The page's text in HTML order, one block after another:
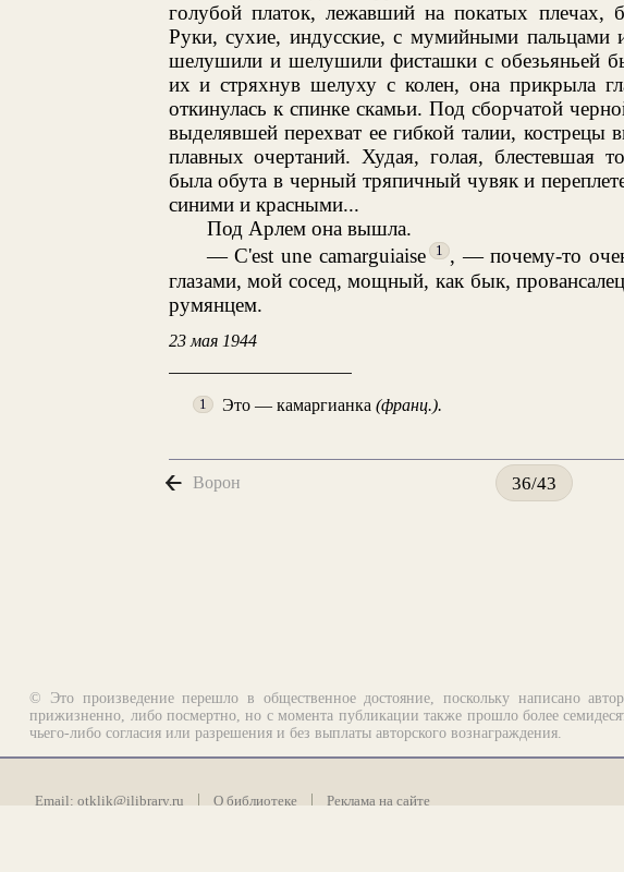
голубой платок, лежавший на покатых плечах,
Руки, сухие, индусские, с мумийными пальцами
шелушили и шелушили фисташки с обезьяньей
их и стряхнув шелуху с колен, она прикрыла
откинулась к спинке скамьи. Под сборчатой
выделявшей перехват ее гибкой талии, кострецы
плавных очертаний. Худая, голая, блестевшая
была обута в черный тряпичный чувяк и
синими и красными...
Под Арлем она вышла.
— C'est une camarguiaise
1 , — почему-то
глазами, мой сосед, мощный, как бык,
румянцем.
23 мая 1944
1 Это — камаргианка (франц.).
Ворон 36/43
© Это произведение перешло в общественное достояние, поскольку написано
прижизненно, либо посмертно, но с момента публикации также прошло более
чьего-либо согласия или разрешения и без выплаты авторского вознаграждения.
Email: otklik@ilibrary.ru О библиотеке Реклама на сайте